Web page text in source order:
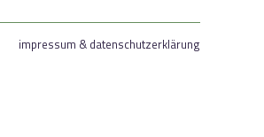
impressum & datenschutzerklärung